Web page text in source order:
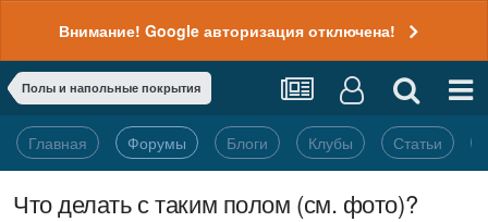
Внимание! Google авторизация отключена!
Полы и напольные покрытия
Главная Форумы Блоги Клубы Статьи
Что делать с таким полом (см. фото)?